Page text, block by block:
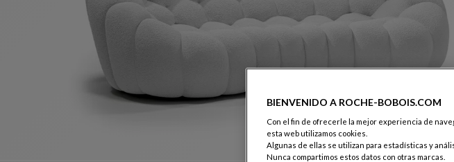
BIENVENIDO A ROCHE-BOBOIS.COM
Con el fin de ofrecerle la mejor experiencia de
esta web utilizamos cookies.
Algunas de ellas se utilizan para estadísticas y
Nunca compartimos estos datos con otras marcas.